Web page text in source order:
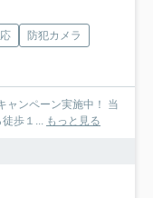
防犯カメラ
ャンペーン実施中！ 当
歩１... もっと見る